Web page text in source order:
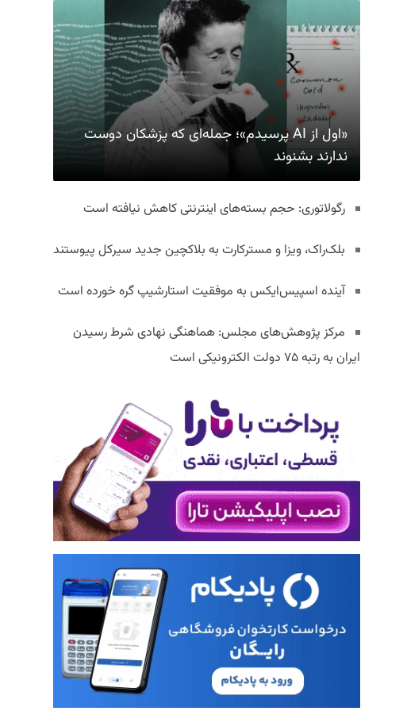
«اول از AI پرسیدم»؛ جمله‌ای که پزشکان دوست
ندارند بشنوند
رگولاتوری: حجم بسته‌های اینترنتی کاهش نیافته است
بلک‌راک، ویزا و مسترکارت به بلاکچین جدید سیرکل پیوستند
آینده اسپیس‌ایکس به موفقیت استارشیپ گره خورده است
مرکز پژوهش‌های مجلس: هماهنگی نهادی شرط رسیدن
ایران به رتبه ۷۵ دولت الکترونیکی است